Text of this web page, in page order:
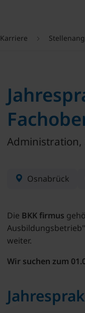
Karriere
Osnabrück
Die BKK firmus
weiter.
Wir suchen zum